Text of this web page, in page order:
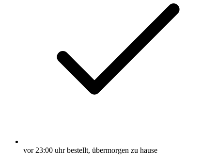
vor 23:00 uhr bestellt, übermorgen zu hause